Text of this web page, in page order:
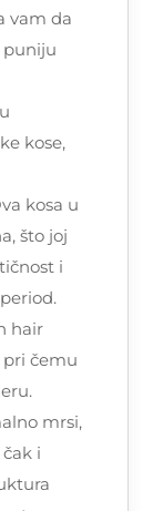
vam da
puniju
kose,
kosa u
što joj
i
hair
čemu
mrsi,
i